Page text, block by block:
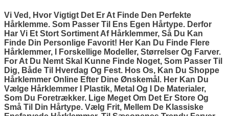
Vi Ved, Hvor Vigtigt Det Er At Finde Den Perfekte
Hårklemme. Som Passer Til Ens Egen Hårtype. Derfor
Har Vi Et Stort Sortiment Af Hårklemmer, Så Du Kan
Finde Din Personlige Favorit! Her Kan Du Finde Flere
Hårklemmer, I Forskellige Modeller, Størrelser Og Farver.
For At Du Nemt Skal Kunne Finde Noget, Som Passer Til
Dig, Både Til Hverdag Og Fest. Hos Os, Kan Du Shoppe
Hårklemmer Online Efter Dine Ønskemål. Her Kan Du
Vælge Hårklemmer I Plastik, Metal Og I De Materialer,
Som Du Foretrækker. Lige Meget Om Det Er Store Og
Små Til Din Hårtype. Vælg Frit, Mellem De Klassiske